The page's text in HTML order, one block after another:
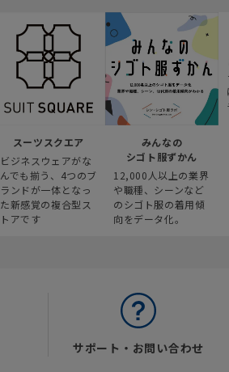
スーツスクエア
ビジネスウェアがな
んでも揃う、4つのブ
ランドが一体となっ
た新感覚の複合型ス
トアです
みんなの
シゴト服ずかん
12,000人以上の業界
や職種、シーンなど
のシゴト服の着用傾
向をデータ化。
サポート・お問い合わせ